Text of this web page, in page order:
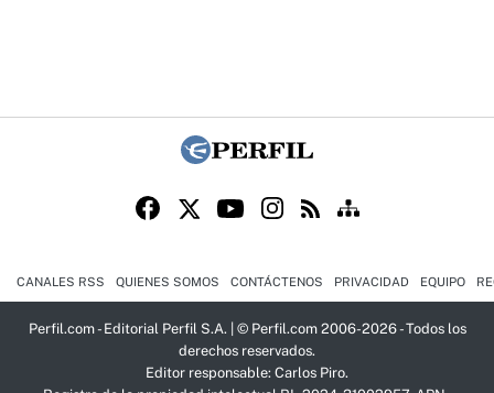
CANALES RSS QUIENES SOMOS CONTÁCTENOS PRIVACIDAD EQUIPO
Perfil.com - Editorial Perfil S.A. | © Perfil.com 2006-2026 - Todos los
derechos reservados.
Editor responsable: Carlos Piro.